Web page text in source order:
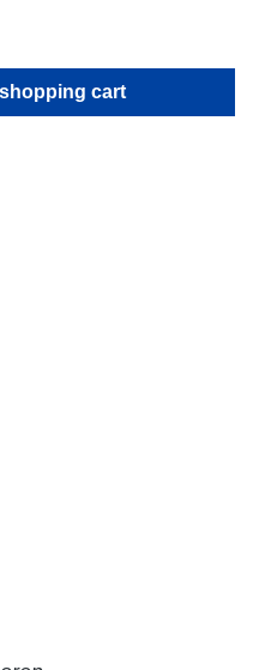
amount or
cart